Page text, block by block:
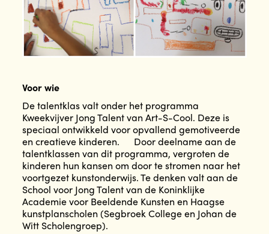
Voor wie
De talentklas valt onder het programma
Kweekvijver Jong Talent van Art-S-Cool. Deze is
speciaal ontwikkeld voor opvallend gemotiveerde
en creatieve kinderen. Door deelname aan de
talentklassen van dit programma, vergroten de
kinderen hun kansen om door te stromen naar het
voortgezet kunstonderwijs. Te denken valt aan de
School voor Jong Talent van de Koninklijke
Academie voor Beeldende Kunsten en Haagse
kunstplanscholen (Segbroek College en Johan de
Witt Scholengroep).